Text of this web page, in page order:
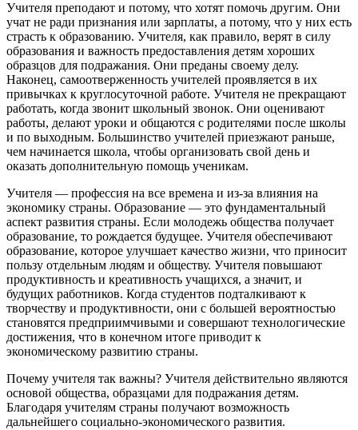
Учителя преподают и потому, что хотят помочь другим. Они
учат не ради признания или зарплаты, а потому, что у них есть
страсть к образованию. Учителя, как правило, верят в силу
образования и важность предоставления детям хороших
образцов для подражания. Они преданы своему делу.
Наконец, самоотверженность учителей проявляется в их
привычках к круглосуточной работе. Учителя не прекращают
работать, когда звонит школьный звонок. Они оценивают
работы, делают уроки и общаются с родителями после школы
и по выходным. Большинство учителей приезжают раньше,
чем начинается школа, чтобы организовать свой день и
оказать дополнительную помощь ученикам.
Учителя — профессия на все времена и из-за влияния на
экономику страны. Образование — это фундаментальный
аспект развития страны. Если молодежь общества получает
образование, то рождается будущее. Учителя обеспечивают
образование, которое улучшает качество жизни, что приносит
пользу отдельным людям и обществу. Учителя повышают
продуктивность и креативность учащихся, а значит, и
будущих работников. Когда студентов подталкивают к
творчеству и продуктивности, они с большей вероятностью
становятся предприимчивыми и совершают технологические
достижения, что в конечном итоге приводит к
экономическому развитию страны.
Почему учителя так важны? Учителя действительно являются
основой общества, образцами для подражания детям.
Благодаря учителям страны получают возможность
дальнейшего социально-экономического развития.